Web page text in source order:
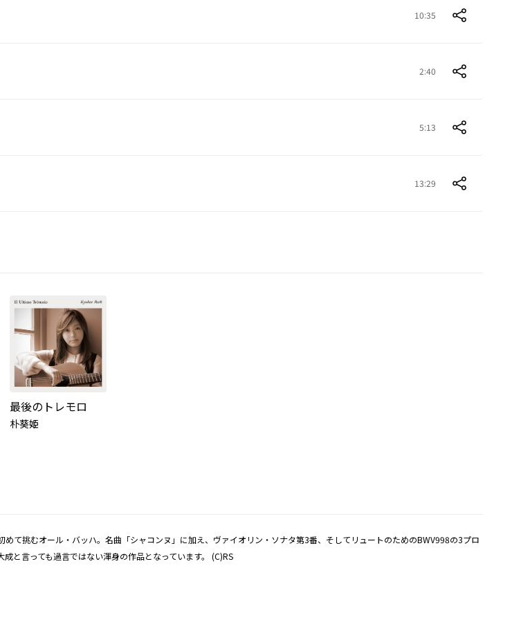
10:35
2:40
5:13
13:29
最後のトレモロ
朴葵姫
て挑むオール・バッハ。名曲「シャコンヌ」に加え、ヴァイオリン・ソナタ第3番、そしてリュートのためのBWV998の3プロ
と言っても過言ではない渾身の作品となっています。 (C)RS